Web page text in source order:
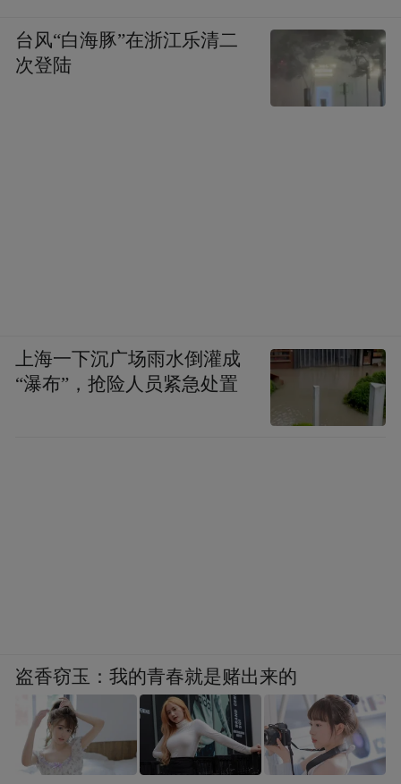
台风“白海豚”在浙江乐清二
次登陆
上海一下沉广场雨水倒灌成
“瀑布”，抢险人员紧急处置
盗香窃玉：我的青春就是赌出来的